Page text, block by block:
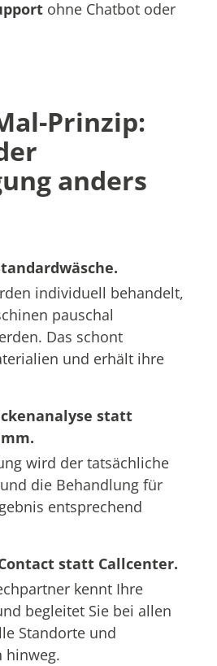
ohne Chatbot oder
Prinzip:
anders
individuell behandelt,
pauschal
Das schont
und erhält ihre
statt
wird der tatsächliche
die Behandlung für
entsprechend
statt Callcenter.
kennt Ihre
begleitet Sie bei allen
Standorte und
hinweg.